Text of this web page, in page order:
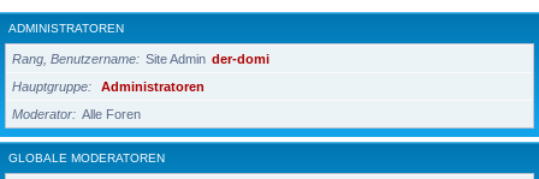
ADMINISTRATOREN
Rang, Benutzername Site Admin der-domi
Hauptgruppe
Administratoren
Moderator
Alle Foren
GLOBALE MODERATOREN